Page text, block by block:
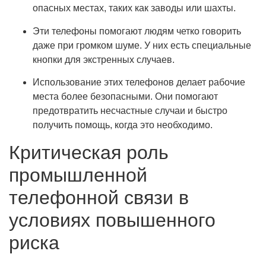
опасных местах, таких как заводы или шахты.
Эти телефоны помогают людям четко говорить
даже при громком шуме. У них есть специальные
кнопки для экстренных случаев.
Использование этих телефонов делает рабочие
места более безопасными. Они помогают
предотвратить несчастные случаи и быстро
получить помощь, когда это необходимо.
Критическая роль
промышленной
телефонной связи в
условиях повышенного
риска